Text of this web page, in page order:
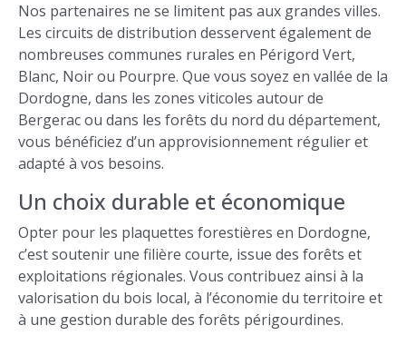
Nos partenaires ne se limitent pas aux grandes villes.
Les circuits de distribution desservent également de
nombreuses communes rurales en Périgord Vert,
Blanc, Noir ou Pourpre. Que vous soyez en vallée de la
Dordogne, dans les zones viticoles autour de
Bergerac ou dans les forêts du nord du département,
vous bénéficiez d’un approvisionnement régulier et
adapté à vos besoins.
Un choix durable et économique
Opter pour les plaquettes forestières en Dordogne,
c’est soutenir une filière courte, issue des forêts et
exploitations régionales. Vous contribuez ainsi à la
valorisation du bois local, à l’économie du territoire et
à une gestion durable des forêts périgourdines.